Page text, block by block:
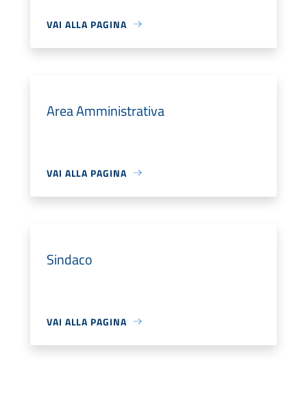
VAI ALLA PAGINA
Area Amministrativa
VAI ALLA PAGINA
Sindaco
VAI ALLA PAGINA